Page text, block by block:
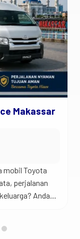
Makassar
mobil Toyota
perjalanan
Anda
kabin yang